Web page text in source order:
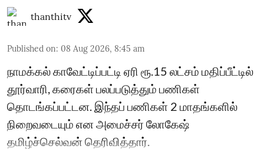
thanthitv
Published on: 08 Aug 2026, 8:45 am
நாமக்கல் காவேட்டிப்பட்டி ஏரி ரூ.15 லட்சம் மதிப்பீட்டில்
தூர்வாரி, கரைகள் பலப்படுத்தும் பணிகள்
தொடங்கப்பட்டன. இந்தப் பணிகள் 2 மாதங்களில்
நிறைவடையும் என அமைச்சர் லோகேஷ்
தமிழ்ச்செல்வன் தெரிவித்தார்.